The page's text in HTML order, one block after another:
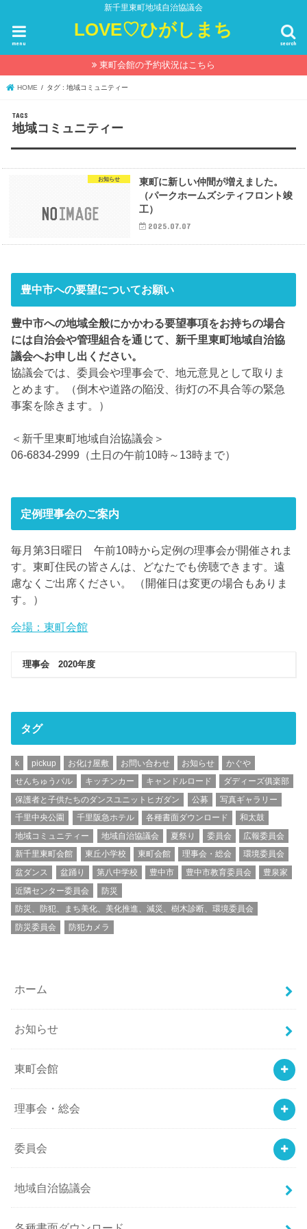
新千里東町地域自治協議会
LOVE♡ひがしまち
search
menu
東町会館の予約状況はこちら
HOME タグ : 地域コミュニティー
地域コミュニティー
お知らせ
東町に新しい仲間が増えました。
（パークホームズシティフロント竣
工）
2025.07.07
豊中市への要望についてお願い
豊中市への地域全般にかかわる要望事項をお持ちの場合
には自治会や管理組合を通じて、新千里東町地域自治協
議会へお申し出ください。
協議会では、委員会や理事会で、地元意見として取りま
とめます。（倒木や道路の陥没、街灯の不具合等の緊急
事案を除きます。）
＜新千里東町地域自治協議会＞
06-6834-2999（土日の午前10時～13時まで）
定例理事会のご案内
毎月第3日曜日 午前10時から定例の理事会が開催されま
す。東町住民の皆さんは、どなたでも傍聴できます。遠
慮なくご出席ください。 （開催日は変更の場合もありま
す。）
会場：東町会館
理事会 2020年度
タグ
k pickup お化け屋敷 お問い合わせ お知らせ
かぐや
せんちゅうパル
キッチンカー キャンドルロード
ダディーズ俱楽部
保護者と子供たちのダンスユニットヒガダン
公募
写真ギャラリー
千里中央公園
千里阪急ホテル 各種書面ダウンロード
和太鼓
地域コミュニティー
地域自治協議会 夏祭り 委員会
広報委員会
新千里東町会館
東丘小学校 東町会館 理事会・総会
環境委員会
盆ダンス
盆踊り 第八中学校 豊中市 豊中市教育委員会
豊泉家
近隣センター委員会
防災
防災、防犯、まち美化、美化推進、減災、樹木診断、環境委員会
防災委員会
防犯カメラ
ホーム
お知らせ
東町会館
理事会・総会
委員会
地域自治協議会